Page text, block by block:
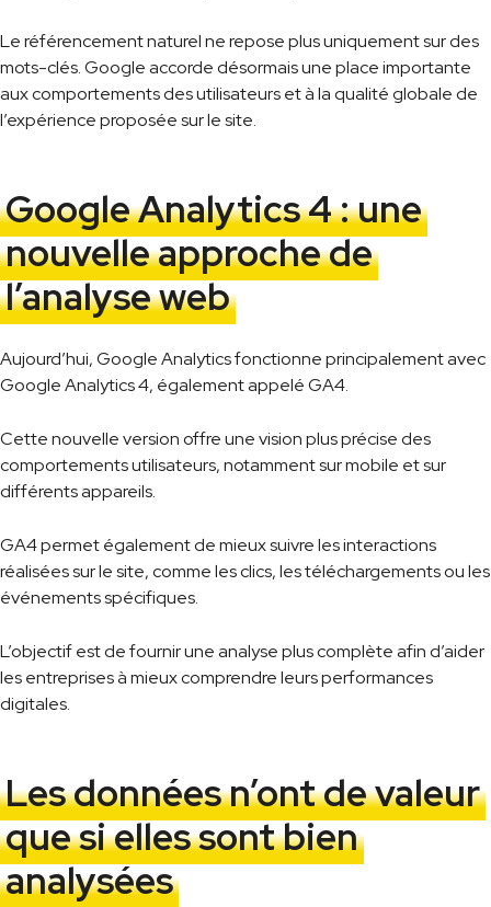
Le référencement naturel ne repose plus uniquement sur des
mots-clés. Google accorde désormais une place importante
aux comportements des utilisateurs et à la qualité globale de
l’expérience proposée sur le site.
Google Analytics 4 : une
nouvelle approche de
l’analyse web
Aujourd’hui, Google Analytics fonctionne principalement avec
Google Analytics 4, également appelé GA4.
Cette nouvelle version offre une vision plus précise des
comportements utilisateurs, notamment sur mobile et sur
différents appareils.
GA4 permet également de mieux suivre les interactions
réalisées sur le site, comme les clics, les téléchargements ou les
événements spécifiques.
L’objectif est de fournir une analyse plus complète afin d’aider
les entreprises à mieux comprendre leurs performances
digitales.
Les données n’ont de valeur
que si elles sont bien
analysées